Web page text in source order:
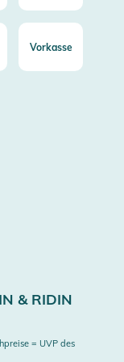
Vorkasse
& RIDIN
= UVP des